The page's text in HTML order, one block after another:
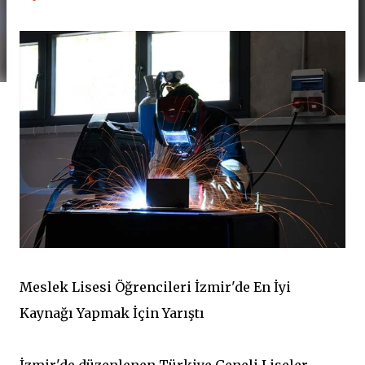
Meslek Lisesi Öğrencileri İzmir'de En İyi
Kaynağı Yapmak İçin Yarıştı